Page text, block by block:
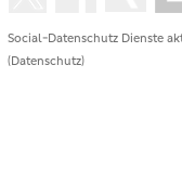
Social-Datenschutz Dienste
(Datenschutz)